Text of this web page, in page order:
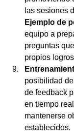
las sesiones
Ejemplo de
equipo a
preguntas
propios
posibilidad
de feedback
en tiempo
mantenerse
establecidos.